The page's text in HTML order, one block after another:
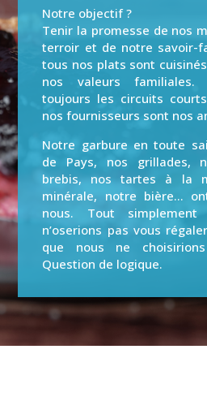
Notre objectif ?
Tenir la promesse de nos
terroir et de notre savoir-
tous nos plats sont
nos valeurs familiales.
toujours les circuits
nos fournisseurs sont nos
Notre garbure en toute
de Pays, nos grillades,
brebis, nos tartes à la
minérale, notre bière…
nous. Tout
n’oserions pas vous
que nous ne
Question de logique.